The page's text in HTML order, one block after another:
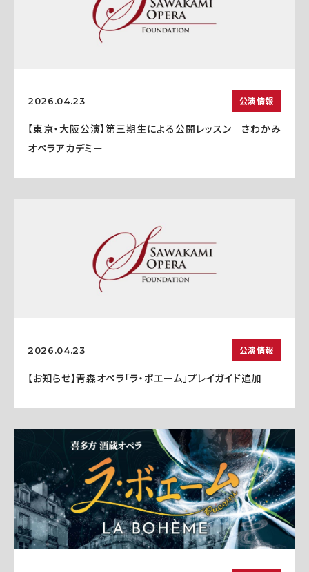
2026.04.23 公演情報
【東京・大阪公演】第三期生による公開レッスン｜さわかみ
オペラアカデミー
2026.04.23 公演情報
【お知らせ】青森オペラ「ラ・ボエーム」プレイガイド追加